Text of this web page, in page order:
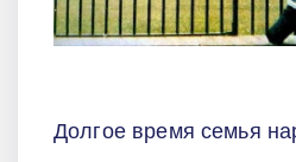
Долгое время семья